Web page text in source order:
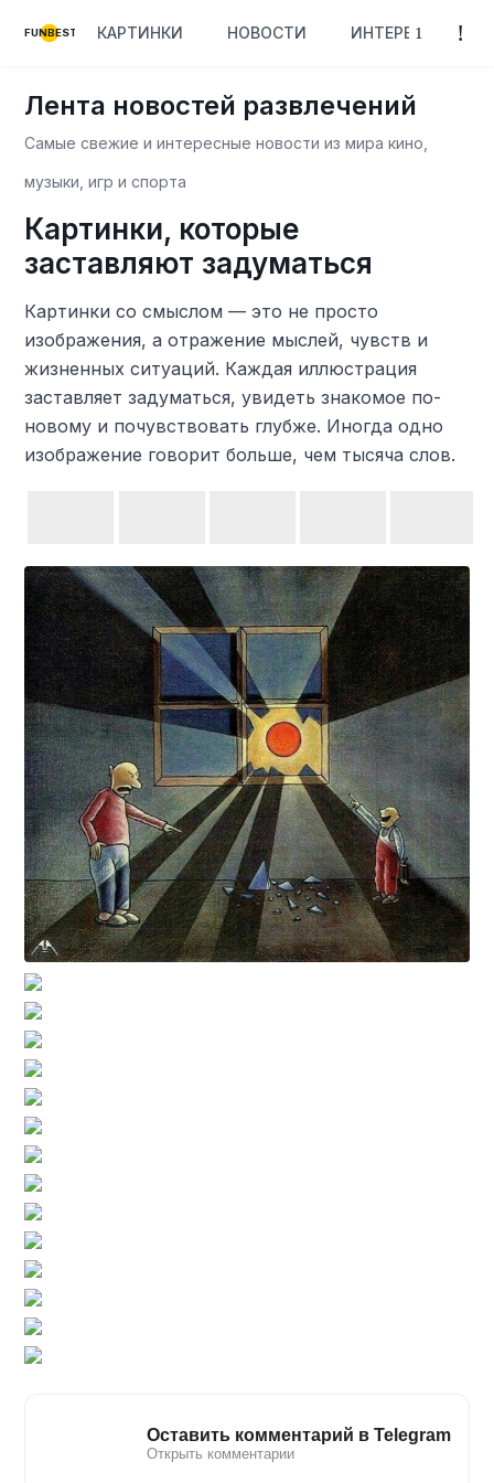
FUNBEST КАРТИНКИ НОВОСТИ ИНТЕРЕСНОЕ
Лента новостей развлечений
Самые свежие и интересные новости из мира кино,
музыки, игр и спорта
Картинки, которые
заставляют задуматься
Картинки со смыслом — это не просто
изображения, а отражение мыслей, чувств и
жизненных ситуаций. Каждая иллюстрация
заставляет задуматься, увидеть знакомое по-
новому и почувствовать глубже. Иногда одно
изображение говорит больше, чем тысяча слов.